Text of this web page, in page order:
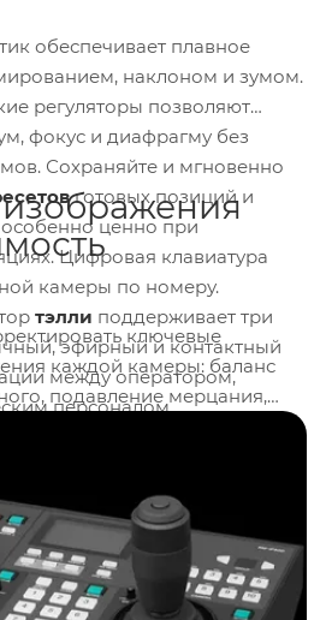
обеспечивает плавное
наклоном и зумом.
регуляторы позволяют
фокус и диафрагму без
Сохраняйте и мгновенно
готовых позиций и
ценно при
Цифровая клавиатура
камеры по номеру.
тэлли поддерживает три
эфирный и контактный
между оператором,
персоналом.
ключевые
каждой камеры: баланс
подавление мерцания,
экспозицию, диафрагму,
камер в кадре без
к устройствам. Полностью
Sony серий BRC и SRG: BRC-
H900, SRG-360SHE и другие
решение для